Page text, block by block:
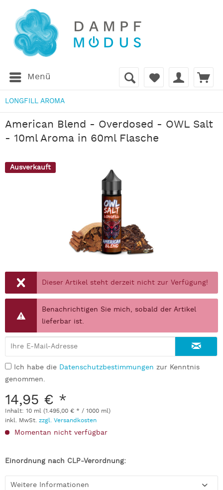
Menü
LONGFILL AROMA
American Blend - Overdosed - OWL Salt
- 10ml Aroma in 60ml Flasche
Ausverkauft
Dieser Artikel steht derzeit nicht zur Verfügung!
Benachrichtigen Sie mich, sobald der Artikel
lieferbar ist.
Ich habe die Datenschutzbestimmungen zur Kenntnis
genommen.
14,95 € *
Inhalt: 10 ml (1.495,00 € * / 1000 ml)
inkl. MwSt. zzgl. Versandkosten
Momentan nicht verfügbar
Einordnung nach CLP-Verordnung:
Weitere Informationen